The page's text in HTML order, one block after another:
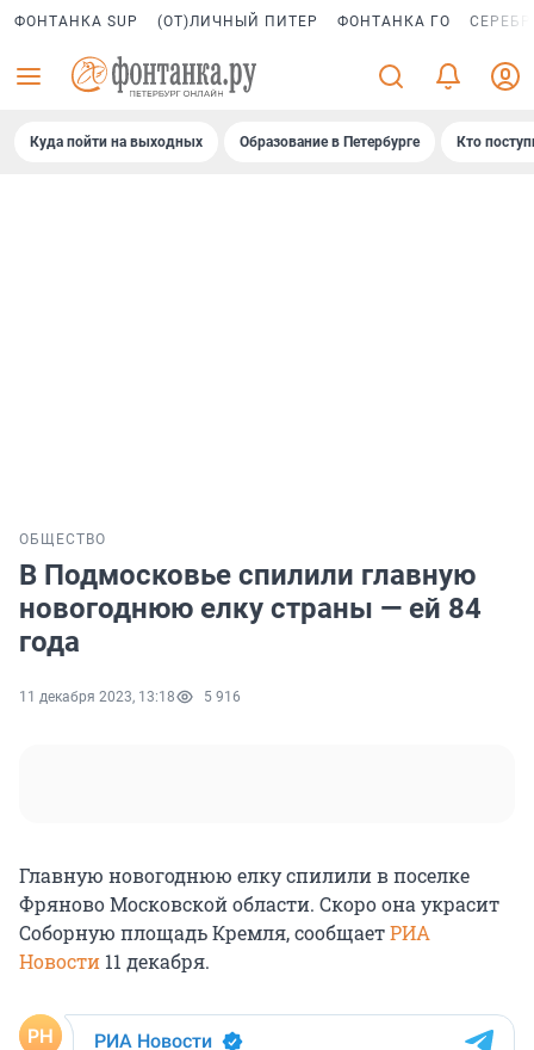
ФОНТАНКА SUP (ОТ)ЛИЧНЫЙ ПИТЕР ФОНТАНКА ГО
Куда пойти на выходных Образование в Петербурге Кто
ОБЩЕСТВО
В Подмосковье спилили главную
новогоднюю елку страны — ей 84
года
11 декабря 2023, 13:18 5 916
Главную новогоднюю елку спилили в поселке
Фряново Московской области. Скоро она украсит
Соборную площадь Кремля, сообщаетРИА
Новости 11 декабря.